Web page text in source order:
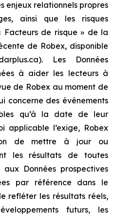
enjeux relationnels propres
ainsi que les risques
Facteurs de risque » de la
de Robex, disponible
Les Données
à aider les lecteurs à
de Robex au moment de
concerne des événements
qu’à la date de leur
applicable l’exige, Robex
de mettre à jour ou
les résultats de toutes
Données prospectives
par référence dans le
refléter les résultats réels,
futurs, les